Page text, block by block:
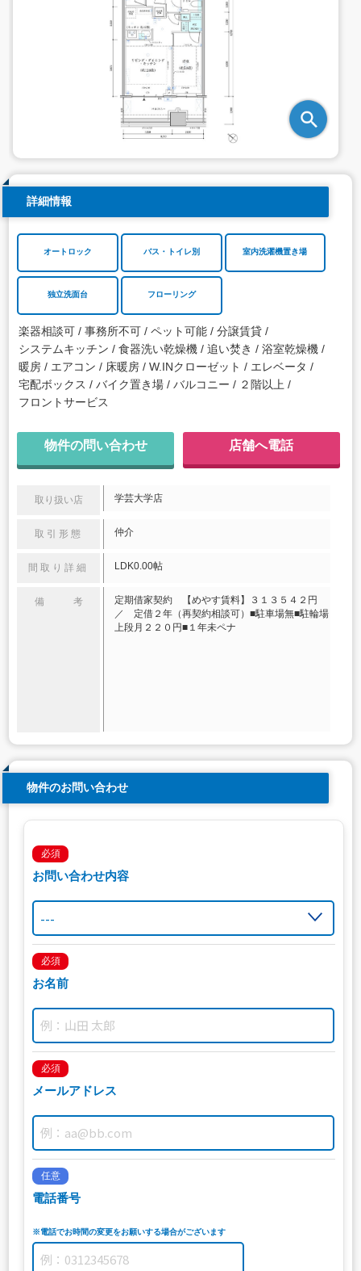
詳細情報
オートロック バス・トイレ別 室内洗濯機置き場
独立洗面台 フローリング
楽器相談可 事務所不可 ペット可能
分譲賃貸
システムキッチン
食器洗い乾燥機 追い焚き
浴室乾燥機
暖房
エアコン 床暖房 W.INクローゼット
エレベータ
宅配ボックス
バイク置き場 バルコニー
２階以上
フロントサービス
物件の問い合わせ 店舗へ電話
取り扱い店 学芸大学店
取引形態 仲介
間取り詳細 LDK0.00帖
備 考
定期借家契約 【めやす賃料】３１３５４２円
／ 定借２年（再契約相談可）■駐車場無■駐輪場
上段月２２０円■１年未ペナ
物件のお問い合わせ
必須
お問い合わせ内容
必須
お名前
必須
メールアドレス
任意
電話番号
※電話でお時間の変更をお願いする場合がございます